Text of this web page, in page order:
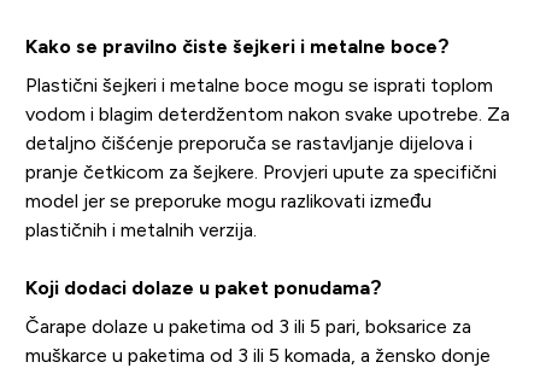
Kako se pravilno čiste šejkeri i metalne boce?
Plastični šejkeri i metalne boce mogu se isprati toplom
vodom i blagim deterdžentom nakon svake upotrebe. Za
detaljno čišćenje preporuča se rastavljanje dijelova i
pranje četkicom za šejkere. Provjeri upute za specifični
model jer se preporuke mogu razlikovati između
plastičnih i metalnih verzija.
Koji dodaci dolaze u paket ponudama?
Čarape dolaze u paketima od 3 ili 5 pari, boksarice za
muškarce u paketima od 3 ili 5 komada, a žensko donje